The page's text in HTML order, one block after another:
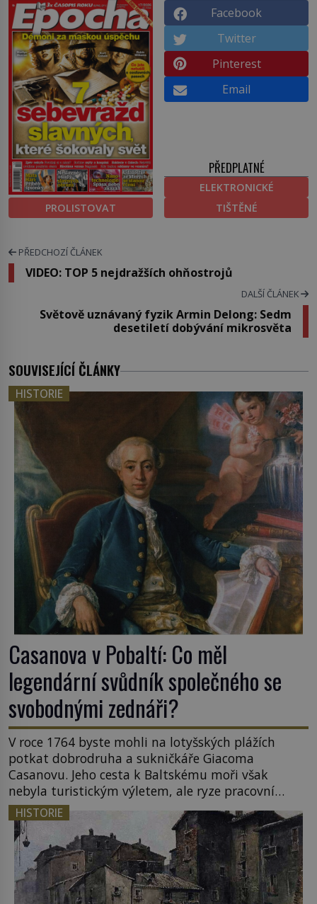
PROLISTOVAT
Facebook
Twitter
Pinterest
Email
PŘEDPLATNÉ
ELEKTRONICKÉ
TIŠTĚNÉ
PŘEDCHOZÍ ČLÁNEK
VIDEO: TOP 5 nejdražších ohňostrojů
DALŠÍ ČLÁNEK
Světově uznávaný fyzik Armin Delong: Sedm
desetiletí dobývání mikrosvěta
SOUVISEJÍCÍ ČLÁNKY
HISTORIE
Casanova v Pobaltí: Co měl
legendární svůdník společného se
svobodnými zednáři?
V roce 1764 byste mohli na lotyšských plážích
potkat dobrodruha a sukničkáře Giacoma
Casanovu. Jeho cesta k Baltskému moři však
nebyla turistickým výletem, ale ryze pracovní
cestou se zištnými úmysly. Jaký cíl Casanova
sledoval, když se například procházel uličkami
lotyšské Rigy? Casanova v Pobaltí kontaktoval
tamní zednářské lóže. Nebyl v této oblasti žádným
nováčkem, protože do zednářské […]
HISTORIE